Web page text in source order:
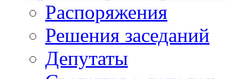
Распоряжения
Решения заседаний
Депутаты